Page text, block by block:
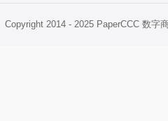
Copyright 2014 - 2025 PaperCCC 数字